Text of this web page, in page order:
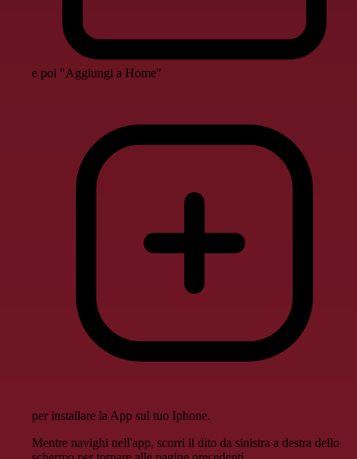
e poi "Aggiungi a Home"
per installare la App sul tuo Iphone.
Mentre navighi nell'app, scorri il dito da sinistra a destra dello